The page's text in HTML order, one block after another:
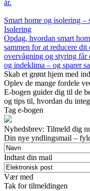
år.
Smart home og isolering
Isolering
Opdag, hvordan smart
sammen for at reducere
overvågning og styring får
og indeklima – og sparer
Skab et grønt hjem med
Oplev de mange fordele
E-bogen guider dig til de
og tips til, hvordan du
Tag e-bogen
Nyhedsbrev: Tilmeld dig
Din nye yndlingsmail –
Indtast din mail
Vær med
Tak for tilmeldingen